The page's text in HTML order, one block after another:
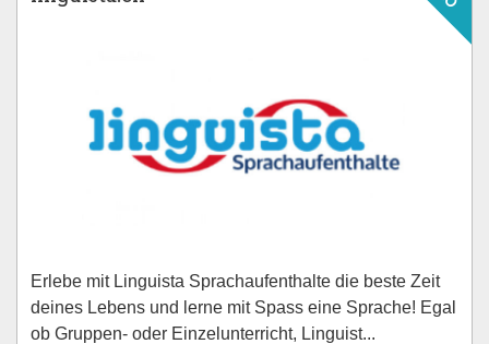
Erlebe mit Linguista Sprachaufenthalte die beste Zeit
deines Lebens und lerne mit Spass eine Sprache! Egal
ob Gruppen- oder Einzelunterricht, Linguist...